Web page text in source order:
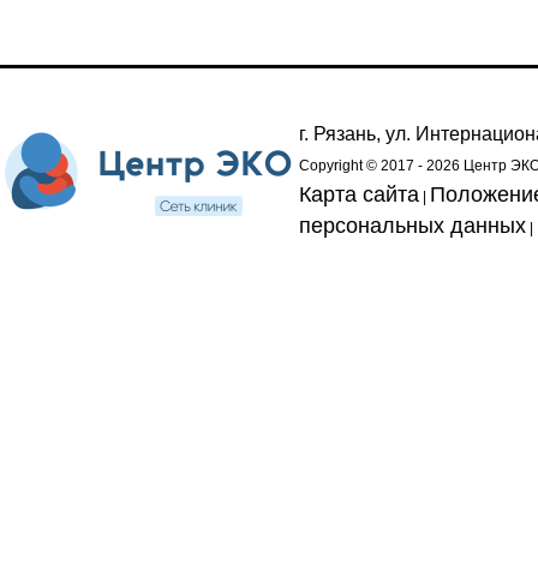
г. Рязань, ул.
Copyright © 2017 - 2026 Центр
Карта сайта
персональных данных